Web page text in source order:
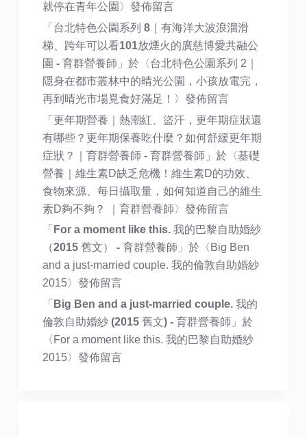
就停在青年公園 〉發佈留言
「 台北特色公園系列 8｜有海洋大波浪溜滑
梯、跨年可以看101放煙火的廣慈博愛共融公
園 - 育群營養師 」於〈台北特色公園系列 2｜
隱身在都市叢林中的晴光公園，小孩放電完，
再到晴光市場覓食好滿足！ 〉發佈留言
「 更年期營養｜熱潮紅、盜汗，更年期症狀還
有哪些？更年期保養吃什麼？如何舒緩更年期
症狀？｜育群營養師 - 育群營養師 」於〈基礎
營養｜維生素D缺乏危機！維生素D的功效、
食物來源、每日攝取量，如何知道自己的維生
素D夠不夠？ ｜育群營養師〉發佈留言
「 For a moment like this. 我的巴黎自助婚紗
（2015 舊文） - 育群營養師 」於〈 Big Ben
and a just-married couple. 我的倫敦自助婚紗
2015〉發佈留言
「 Big Ben and a just-married couple. 我的
倫敦自助婚紗 (2015 舊文) - 育群營養師 」於
〈 For a moment like this. 我的巴黎自助婚紗
2015〉發佈留言